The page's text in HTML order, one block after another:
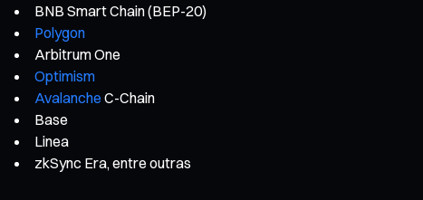
BNB Smart Chain (BEP-20)
Polygon
Arbitrum One
Optimism
Avalanche C-Chain
Base
Linea
zkSync Era, entre outras